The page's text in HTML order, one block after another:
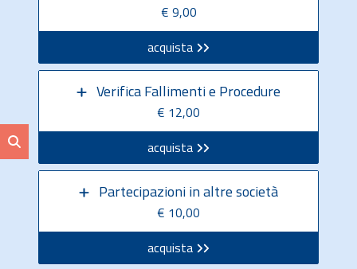
€ 9,00
acquista
Verifica Fallimenti e Procedure
€ 12,00
acquista
Partecipazioni in altre società
€ 10,00
acquista